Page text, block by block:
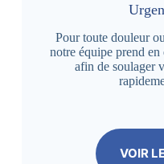
Pour toute douleur
notre équipe prend en
afin de soulager
VOIR